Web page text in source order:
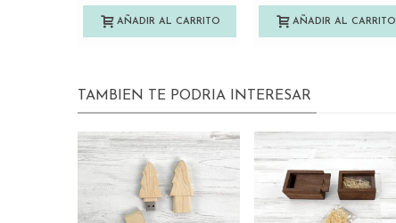
AÑADIR AL CARRITO AÑADIR AL CARRITO
TAMBIEN TE PODRIA INTERESAR